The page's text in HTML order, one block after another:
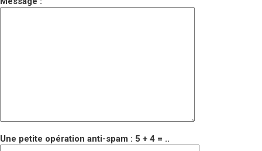
Une petite opération anti-spam : 5 + 4 = ..